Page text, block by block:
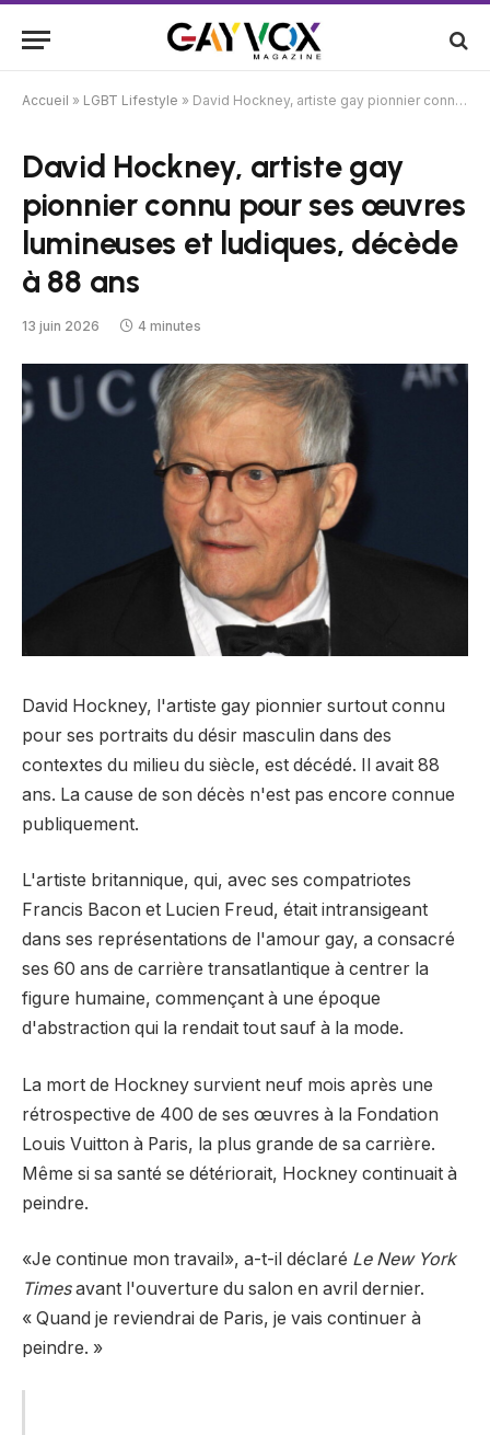
Accueil » LGBT Lifestyle » David Hockney, artiste gay pionnier connu pour ses œuvres lumineuses et ludiques, décède à 88 ans
David Hockney, artiste gay
pionnier connu pour ses œuvres
lumineuses et ludiques, décède
à 88 ans
13 juin 2026 4 minutes
David Hockney, l'artiste gay pionnier surtout connu
pour ses portraits du désir masculin dans des
contextes du milieu du siècle, est décédé. Il avait 88
ans. La cause de son décès n'est pas encore connue
publiquement.
L'artiste britannique, qui, avec ses compatriotes
Francis Bacon et Lucien Freud, était intransigeant
dans ses représentations de l'amour gay, a consacré
ses 60 ans de carrière transatlantique à centrer la
figure humaine, commençant à une époque
d'abstraction qui la rendait tout sauf à la mode.
La mort de Hockney survient neuf mois après une
rétrospective de 400 de ses œuvres à la Fondation
Louis Vuitton à Paris, la plus grande de sa carrière.
Même si sa santé se détériorait, Hockney continuait à
peindre.
«Je continue mon travail», a-t-il déclaré Le New York
Timesavant l'ouverture du salon en avril dernier.
« Quand je reviendrai de Paris, je vais continuer à
peindre. »